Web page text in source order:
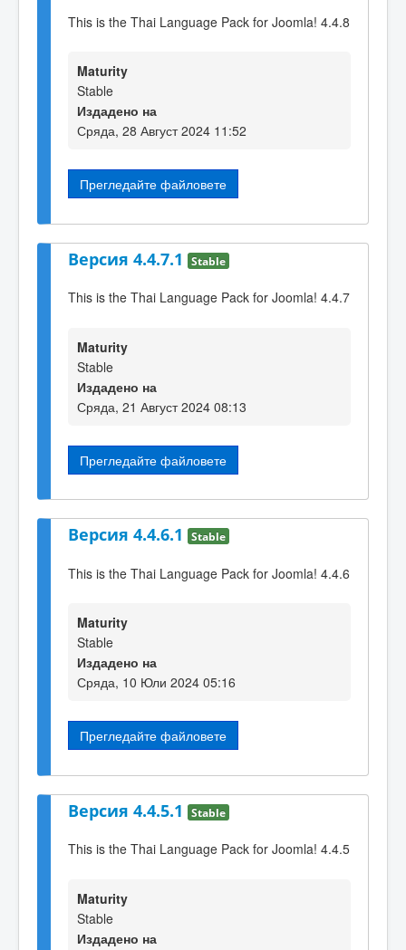
This is the Thai Language Pack for Joomla! 4.4.8
Maturity
Stable
Издадено на
Сряда, 28 Август 2024 11:52
Прегледайте файловете
Версия 4.4.7.1 Stable
This is the Thai Language Pack for Joomla! 4.4.7
Maturity
Stable
Издадено на
Сряда, 21 Август 2024 08:13
Прегледайте файловете
Версия 4.4.6.1 Stable
This is the Thai Language Pack for Joomla! 4.4.6
Maturity
Stable
Издадено на
Сряда, 10 Юли 2024 05:16
Прегледайте файловете
Версия 4.4.5.1 Stable
This is the Thai Language Pack for Joomla! 4.4.5
Maturity
Stable
Издадено на